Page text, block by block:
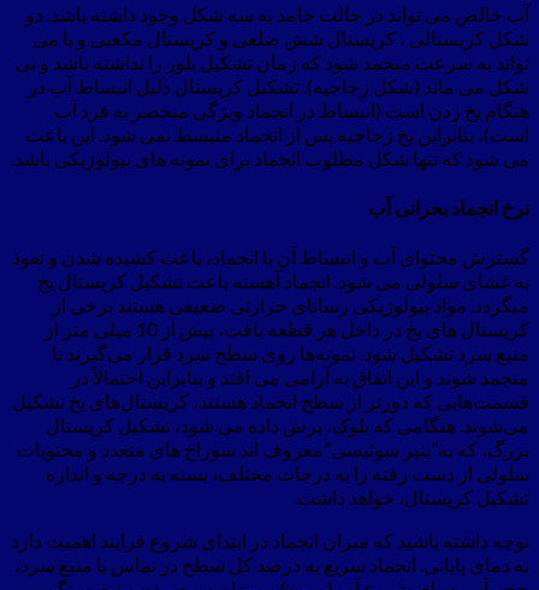
آب خالص می تواند در حالت جامد به سه شکل وجود داشته باشد. دو
شکل کریستالی ، کریستال شش ضلعی و کریستال مکعبی و یا می
تواند به سرعت منجمد شود که زمان تشکیل بلور را نداشته باشد و بی
شکل می ماند (شکل زجاجیه). تشکیل کریستال دلیل انبساط آب در
هنگام یخ زدن است (انبساط در انجماد ویژگی منحصر به فرد آب
است)، بنابراین یخ زجاجیه پس از انجماد منبسط نمی شود. این باعث
می شود که تنها شکل مطلوب انجماد برای نمونه های بیولوژیکی باشد.
نرخ انجماد بحرانی آب
گسترش محتوای آب و انبساط آن با انجماد، باعث کشیده شدن و نفوذ
به غشای سلولی می شود. انجماد آهسته باعث تشکیل کریستال یخ
میگردد. مواد بیولوژیکی رسانای حرارتی ضعیفی هستند برخی از
کریستال های یخ در داخل هر قطعه بافت، بیش از 10 میلی متر از
منبع سرد تشکیل شود. نمونه‌ها روی سطح سرد قرار می‌گیرند تا
منجمد شوند و این اتفاق به آرامی می افتد و بنابراین احتمالاً در
قسمت‌هایی که دورتر از سطح انجماد هستند، کریستال‌های یخ تشکیل
می‌شوند. هنگامی که بلوک، برش داده می شود، تشکیل کریستال
بزرگ، که به”پنیر سوئیسی”معروف اند سوراخ های متعدد و محتویات
سلولی از دست رفته را به درجات مختلف، بسته به درجه و اندازه
تشکیل کریستال، خواهد داشت.
توجه داشته باشید که میزان انجماد در ابتدای شروع فرایند اهمیت دارد
نه دمای پایانی. انجماد سریع به درصد کل سطح در تماس با منبع سرد،